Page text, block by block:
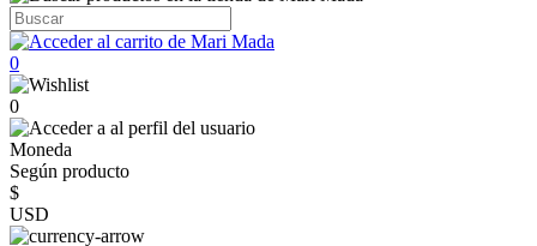
0
0
Moneda
Según producto
$
USD